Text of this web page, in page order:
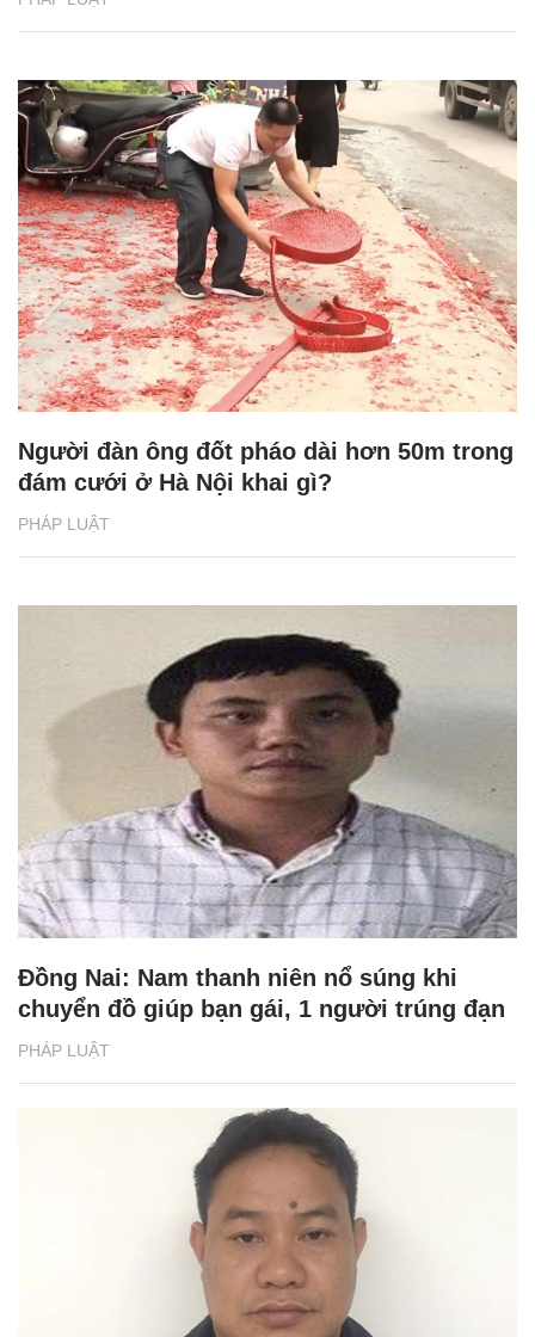
PHÁP LUẬT
Người đàn ông đốt pháo dài hơn 50m trong
đám cưới ở Hà Nội khai gì?
PHÁP LUẬT
Đồng Nai: Nam thanh niên nổ súng khi
chuyển đồ giúp bạn gái, 1 người trúng đạn